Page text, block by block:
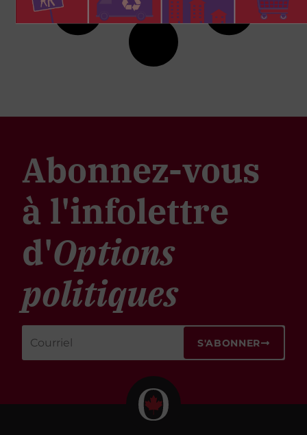
Abonnez-vous
à l'infolettre
d'Options
politiques
S'ABONNER